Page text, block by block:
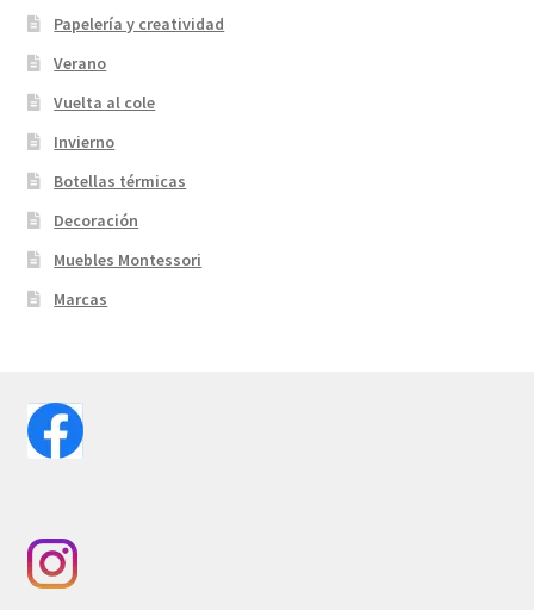
Papelería y creatividad
Verano
Vuelta al cole
Invierno
Botellas térmicas
Decoración
Muebles Montessori
Marcas